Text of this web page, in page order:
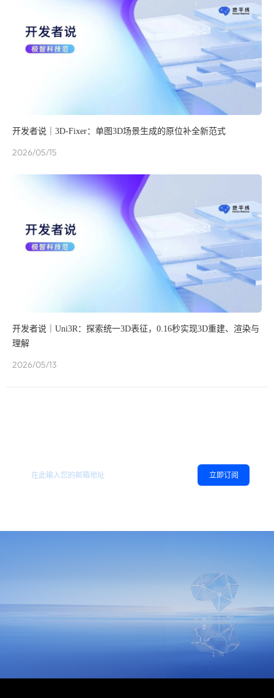
开发者说｜3D-Fixer：单图3D场景生成的原位补全新范式
2026/05/15
开发者说｜Uni3R：探索统一3D表征，0.16秒实现3D重建、渲染与
理解
2026/05/13
立即订阅